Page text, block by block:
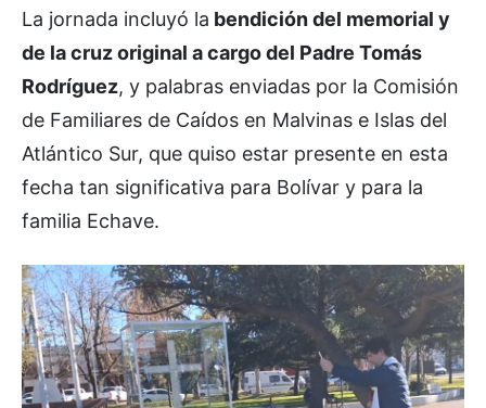
La jornada incluyó la bendición del memorial y
de la cruz original a cargo del Padre Tomás
Rodríguez, y palabras enviadas por la Comisión
de Familiares de Caídos en Malvinas e Islas del
Atlántico Sur, que quiso estar presente en esta
fecha tan significativa para Bolívar y para la
familia Echave.